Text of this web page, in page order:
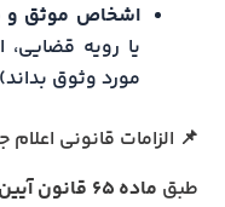
اشخاص موثق و
یا رویه قضایی،
مورد وثوق بداند)
📌 الزامات قانونی اعلام
طبق ماده ۶۵ قانون آیین دادرسی کیفری